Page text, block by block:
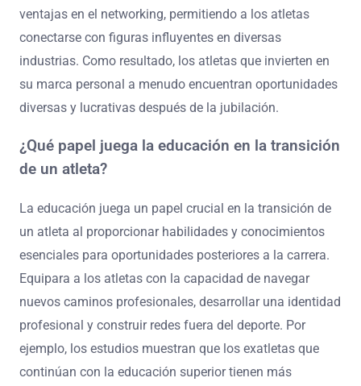
ventajas en el networking, permitiendo a los atletas
conectarse con figuras influyentes en diversas
industrias. Como resultado, los atletas que invierten en
su marca personal a menudo encuentran oportunidades
diversas y lucrativas después de la jubilación.
¿Qué papel juega la educación en la transición
de un atleta?
La educación juega un papel crucial en la transición de
un atleta al proporcionar habilidades y conocimientos
esenciales para oportunidades posteriores a la carrera.
Equipara a los atletas con la capacidad de navegar
nuevos caminos profesionales, desarrollar una identidad
profesional y construir redes fuera del deporte. Por
ejemplo, los estudios muestran que los exatletas que
continúan con la educación superior tienen más